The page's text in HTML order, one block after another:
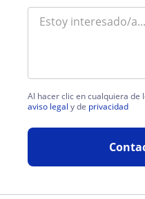
Al hacer clic en cualquiera de
aviso legal y de privacidad